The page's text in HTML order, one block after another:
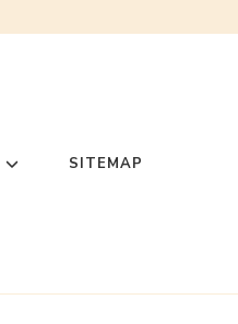
SITEMAP